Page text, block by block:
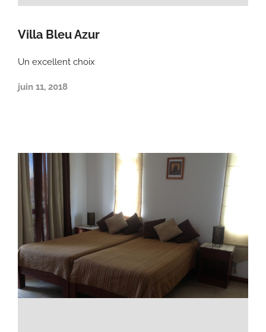
Villa Bleu Azur
Un excellent choix
juin 11, 2018